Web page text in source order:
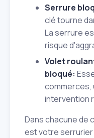
Serrure
clé tourne
La serrure
risque
Volet
bloqué:
commerces,
intervention
Dans chacune de
est votre serrurier